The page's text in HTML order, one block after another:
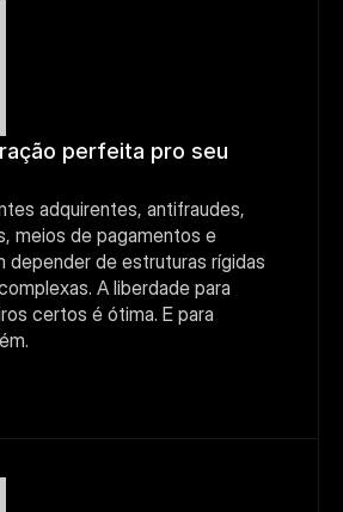
perfeita pro seu
adquirentes, antifraudes,
meios de pagamentos e
depender de estruturas rígidas
A liberdade para
certos é ótima. E para